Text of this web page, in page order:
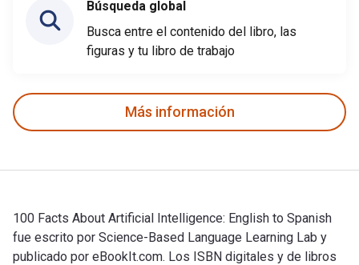
Búsqueda global
Busca entre el contenido del libro, las
figuras y tu libro de trabajo
Más información
100 Facts About Artificial Intelligence: English to Spanish
fue escrito por Science-Based Language Learning Lab y
publicado por eBookIt.com. Los ISBN digitales y de libros